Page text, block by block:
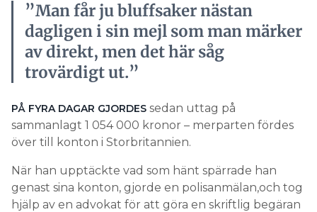
”Man får ju bluffsaker nästan
dagligen i sin mejl som man märker
av direkt, men det här såg
trovärdigt ut.”
PÅ FYRA DAGAR GJORDES sedan uttag på
sammanlagt 1 054 000 kronor – merparten fördes
över till konton i Storbritannien.
När han upptäckte vad som hänt spärrade han
genast sina konton, gjorde en polisanmälan,och tog
hjälp av en advokat för att göra en skriftlig begäran